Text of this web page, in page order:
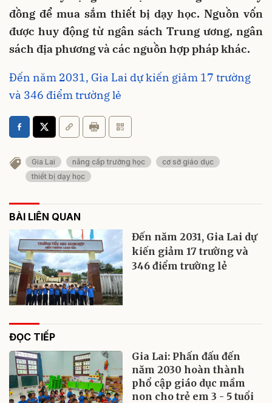
đồng để mua sắm thiết bị dạy học. Nguồn vốn
được huy động từ ngân sách Trung ương, ngân
sách địa phương và các nguồn hợp pháp khác.
Đến năm 2031, Gia Lai dự kiến giảm 17 trường
và 346 điểm trường lẻ
Gia Lai nâng cấp trường học
cơ sở giáo dục
thiết bị dạy học
BÀI LIÊN QUAN
Đến năm 2031, Gia Lai dự
kiến giảm 17 trường và
346 điểm trường lẻ
ĐỌC TIẾP
Gia Lai: Phấn đấu đến
năm 2030 hoàn thành
phổ cập giáo dục mầm
non cho trẻ em 3 - 5 tuổi